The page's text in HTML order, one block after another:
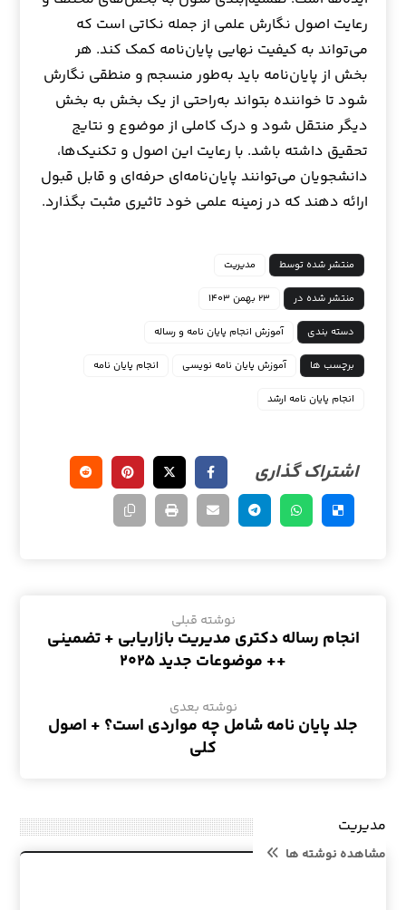
رعایت اصول نگارش علمی از جمله نکاتی است که
می‌تواند به کیفیت نهایی پایان‌نامه کمک کند. هر
بخش از پایان‌نامه باید به‌طور منسجم و منطقی نگارش
شود تا خواننده بتواند به‌راحتی از یک بخش به بخش
دیگر منتقل شود و درک کاملی از موضوع و نتایج
تحقیق داشته باشد. با رعایت این اصول و تکنیک‌ها،
دانشجویان می‌توانند پایان‌نامه‌ای حرفه‌ای و قابل قبول
ارائه دهند که در زمینه علمی خود تاثیری مثبت بگذارد.
منتشر شده توسط مدیریت
منتشر شده در ۲۳ بهمن ۱۴۰۳
دسته بندی آموزش انجام پایان نامه و رساله
برچسب ها آموزش پایان نامه نویسی انجام پایان نامه
انجام پایان نامه ارشد
نوشته قبلی
انجام رساله دکتری مدیریت بازاریابی + تضمینی
++ موضوعات جدید ۲۰۲۵
نوشته بعدی
جلد پایان نامه شامل چه مواردی است؟ + اصول
کلی
مدیریت
مشاهده نوشته ها